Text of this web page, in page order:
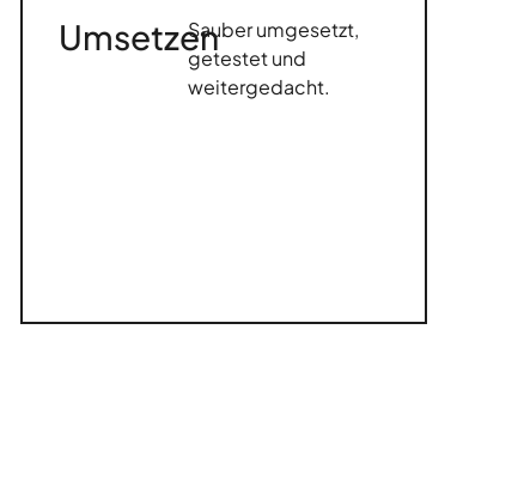
UmsetzenSauber umgesetzt,
getestet und
weitergedacht.